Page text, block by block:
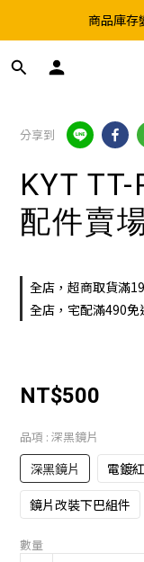
超取
商品庫存
前往實體
分享到
KYT TT-
配件賣
全店，超商取貨滿
全店，宅配滿490免
NT$500
品項 : 深黑鏡片
深黑鏡片 電鍍
鏡片改裝下巴組件
數量